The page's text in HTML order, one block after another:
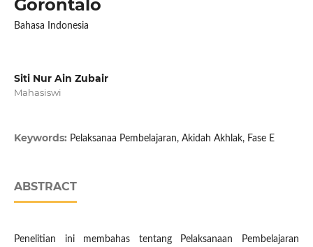
Gorontalo
Bahasa Indonesia
Siti Nur Ain Zubair
Mahasiswi
Keywords: Pelaksanaa Pembelajaran, Akidah Akhlak, Fase E
ABSTRACT
Penelitian ini membahas tentang Pelaksanaan Pembelajaran